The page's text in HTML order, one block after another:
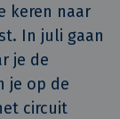
keren naar
In juli gaan
je de
je op de
circuit